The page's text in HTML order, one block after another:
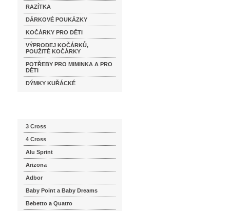
RAZÍTKA
DÁRKOVÉ POUKÁZKY
KOČÁRKY PRO DĚTI
VÝPRODEJ KOČÁRKŮ,
POUŽITÉ KOČÁRKY
POTŘEBY PRO MIMINKA A PRO
DĚTI
DÝMKY KUŘÁCKÉ
3 Cross
4 Cross
Alu Sprint
Arizona
Adbor
Baby Point a Baby Dreams
Bebetto a Quatro